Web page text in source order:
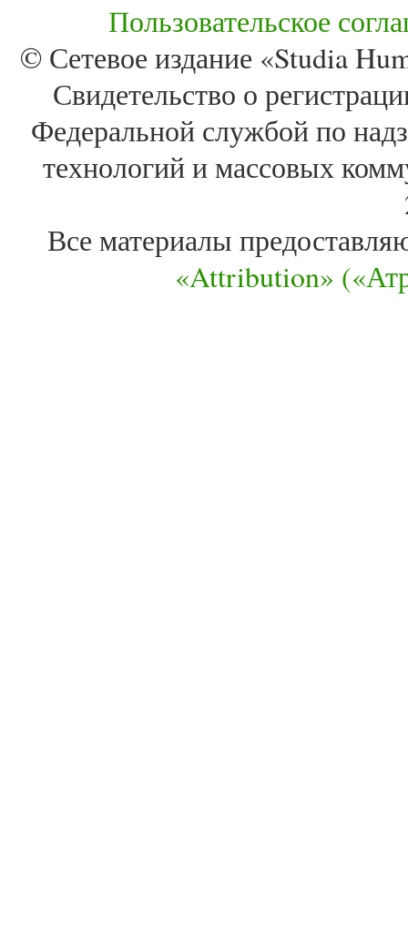
Пользовательское
© Сетевое издание «Studia
Свидетельство о
Федеральной службой по
технологий и массовых
Все материалы
«Attribution»